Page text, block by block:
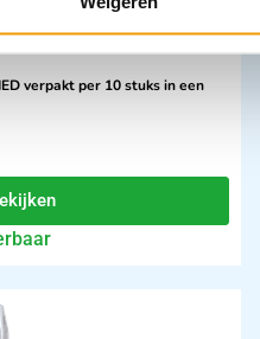
verpakt per 10 stuks in een